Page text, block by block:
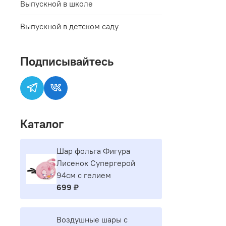
Выпускной в школе
Выпускной в детском саду
Подписывайтесь
Каталог
Шар фольга Фигура
Лисенок Супергерой
94см с гелием
699 ₽
Воздушные шары с